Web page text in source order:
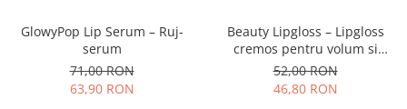
GlowyPop Lip Serum – Ruj-
serum
71,00 RON
63,90 RON
Beauty Lipgloss – Lipgloss
cremos pentru volum si
stralucire naturala
52,00 RON
46,80 RON